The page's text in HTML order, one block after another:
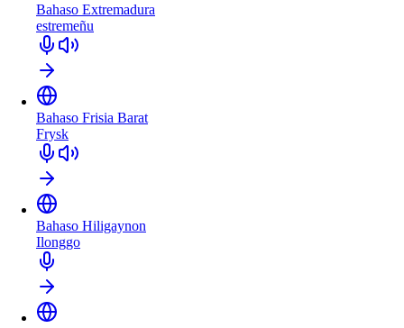
Bahaso Extremadura
estremeñu
Bahaso Frisia Barat
Frysk
Bahaso Hiligaynon
Ilonggo